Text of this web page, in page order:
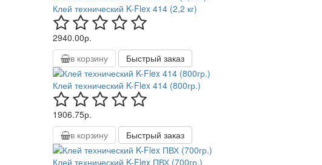
Клей технический K-Flex 414 (2,2 кг)
2940.00р.
в корзину
Быстрый заказ
Клей технический K-Flex 414 (800гр.)
1906.75р.
в корзину
Быстрый заказ
Клей технический K-Flex ПВХ (700гр.)